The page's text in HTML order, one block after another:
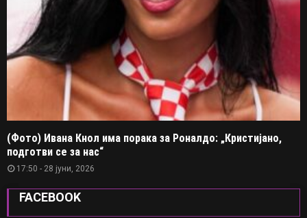
(Фото) Ивана Кнол има порака за Роналдо: „Кристијано,
подготви се за нас“
17:50 - 28 јуни, 2026
FACEBOOK